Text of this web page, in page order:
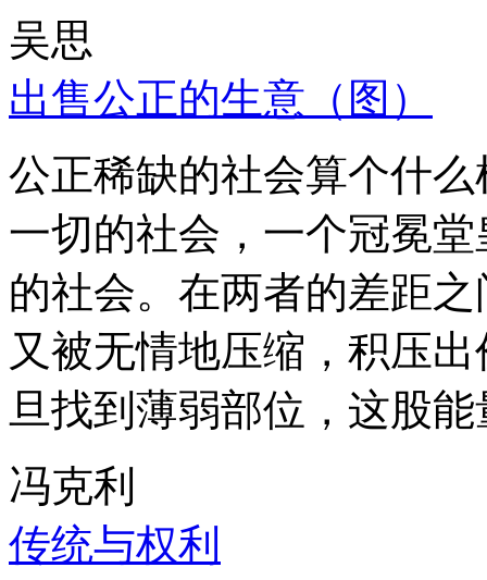
吴思
出售公正的生意（图）
公正稀缺的社会算个什
一切的社会，一个冠冕
的社会。在两者的差距
又被无情地压缩，积压
旦找到薄弱部位，这股
冯克利
传统与权利